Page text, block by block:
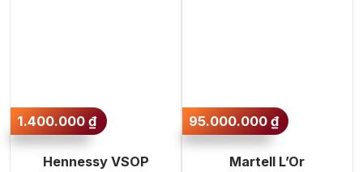
+ Ưu đãi giữa năm: Ngập tràn quà
1.400.000₫
Hennessy VSOP
95.000.000₫
Martell L’Or